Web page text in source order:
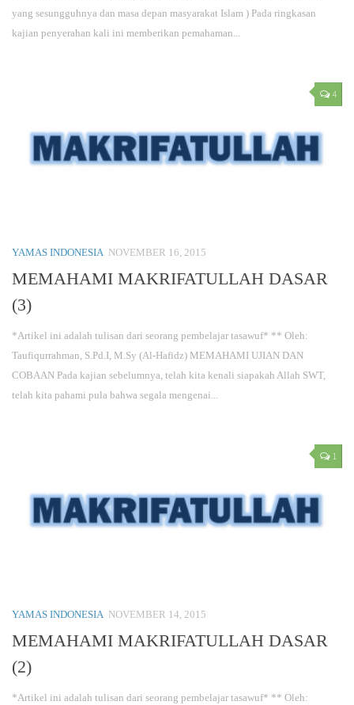
yang sesungguhnya dan masa depan masyarakat Islam ) Pada ringkasan
kajian penyerahan kali ini memberikan pemahaman...
4
YAMAS INDONESIA NOVEMBER 16, 2015
MEMAHAMI MAKRIFATULLAH DASAR
(3)
*Artikel ini adalah tulisan dari seorang pembelajar tasawuf* ** Oleh:
Taufiqurrahman, S.Pd.I, M.Sy (Al-Hafidz) MEMAHAMI UJIAN DAN
COBAAN Pada kajian sebelumnya, telah kita kenali siapakah Allah SWT,
telah kita pahami pula bahwa segala mengenai...
1
YAMAS INDONESIA NOVEMBER 14, 2015
MEMAHAMI MAKRIFATULLAH DASAR
(2)
*Artikel ini adalah tulisan dari seorang pembelajar tasawuf* ** Oleh: